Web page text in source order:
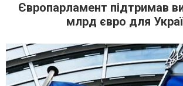
Європарламент підтримав
млрд євро для